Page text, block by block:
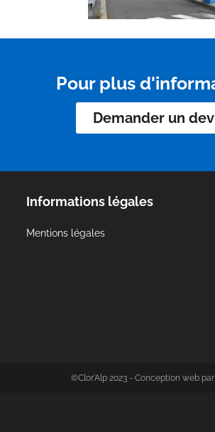
Pour plus
Demander un
Informations légales
Mentions légales
©Clor'Alp 2023 - Conception web par